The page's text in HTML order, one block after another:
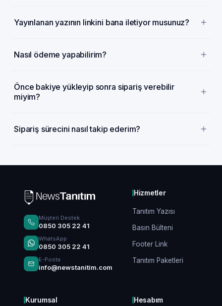
Yayınlanan yazının linkini bana iletiyor musunuz?
Nasıl ödeme yapabilirim?
Önce bakiye yükleyip sonra sipariş verebilir
miyim?
Sipariş sürecini nasıl takip ederim?
Müşteri Destek
0850 305 22 41
WhatsApp
0850 305 22 41
E-Posta
info@newstanitim.com
Hizmetler
Tanıtım Yazısı
Basın Bülteni
Footer Link
Tanıtım Paketleri
Kurumsal Hesabım